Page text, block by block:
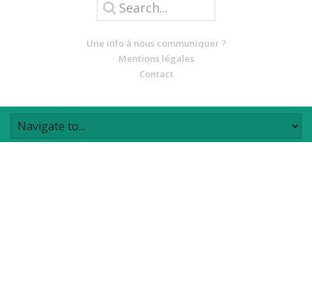
Une info à nous communiquer ?
Mentions légales
Contact